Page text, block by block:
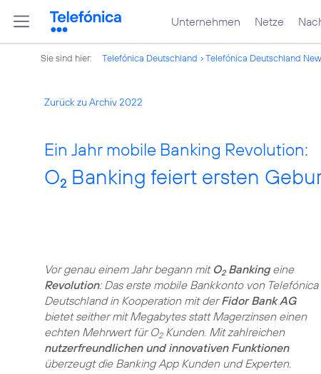
Unternehmen Netze
Sie sind hier: Telefónica Deutschland Telefónica Deutschland
Zurück zu Archiv 2022
Ein Jahr mobile Banking Revolution:
O2 Banking feiert ersten
Vor genau einem Jahr begann mit O2Bankingeine
Revolution: Das erste mobile Bankkonto von Telefónica
Deutschland in Kooperation mit derFidor Bank AG
bietet seither mit Megabytes statt Magerzinsen einen
echten Mehrwert für O2Kunden. Mit zahlreichen
nutzerfreundlichen und innovativen Funktionen
überzeugt die Banking App Kunden und Experten.